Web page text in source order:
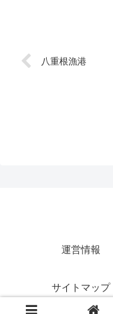
八重根漁港
運営情報
サイトマップ